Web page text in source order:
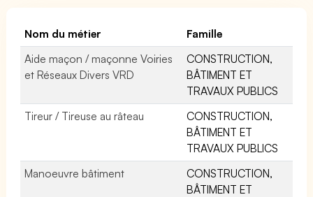
Nom du métier
Famille
Aide maçon / maçonne Voiries
et Réseaux Divers VRD
CONSTRUCTION,
BÂTIMENT ET
TRAVAUX PUBLICS
Tireur / Tireuse au râteau
CONSTRUCTION,
BÂTIMENT ET
TRAVAUX PUBLICS
Manoeuvre bâtiment
CONSTRUCTION,
BÂTIMENT ET